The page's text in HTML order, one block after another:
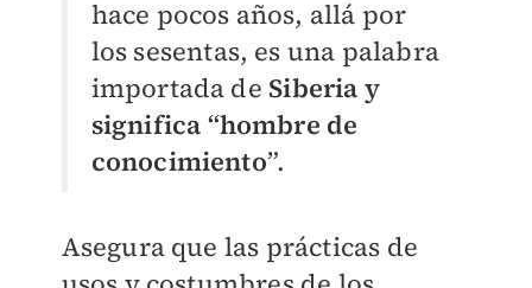
hace pocos años, allá por
los sesentas, es una palabra
importada de Siberia y
significa “hombre de
conocimiento”.
Asegura que las prácticas de